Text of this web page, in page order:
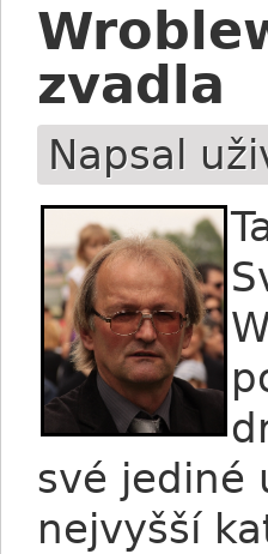
zvadla
Napsal
své jediné
nejvyšší